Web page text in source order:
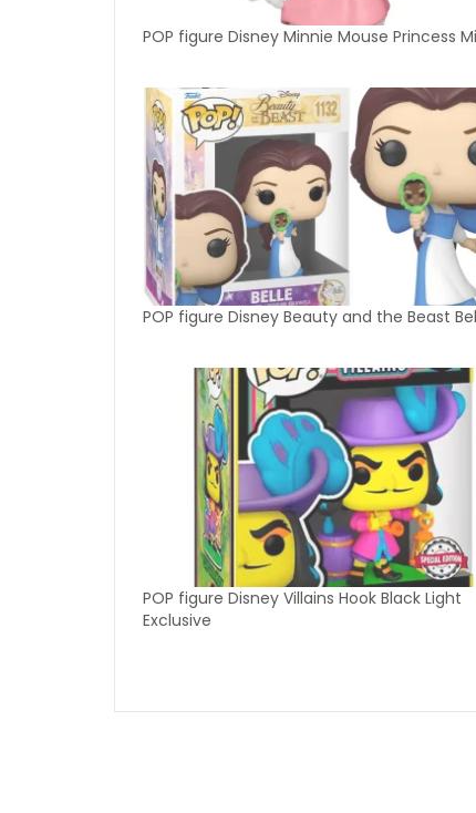
POP figure Disney Minnie Mouse Princess
POP figure Disney Beauty and the Beast
POP figure Disney Villains Hook Black Light
Exclusive